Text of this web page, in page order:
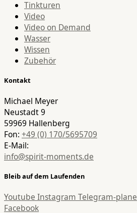
Tinkturen
Video
Video on Demand
Wasser
Wissen
Zubehör
Kontakt
Michael Meyer
Neustadt 9
59969 Hallenberg
Fon: +49 (0) 170/5695709
E-Mail:
info@spirit-moments.de
Bleib auf dem Laufenden
Youtube Instagram Telegram-plane
Facebook